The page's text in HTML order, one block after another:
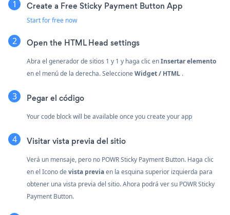
Create a Free Sticky Payment Button App
Start for free now
Open the HTML Head settings
Abra el generador de sitios 1 y 1 y haga clic enInsertar elemento
en el menú de la derecha. SeleccioneWidget / HTML .
Pegar el código
Your code block will be available once you create your app
Visitar vista previa del sitio
Verá un mensaje, pero no POWR Sticky Payment Button. Haga clic
en el Icono devista previaen la esquina superior izquierda para
obtener una vista previa del sitio. Ahora podrá ver su POWR Sticky
Payment Button.